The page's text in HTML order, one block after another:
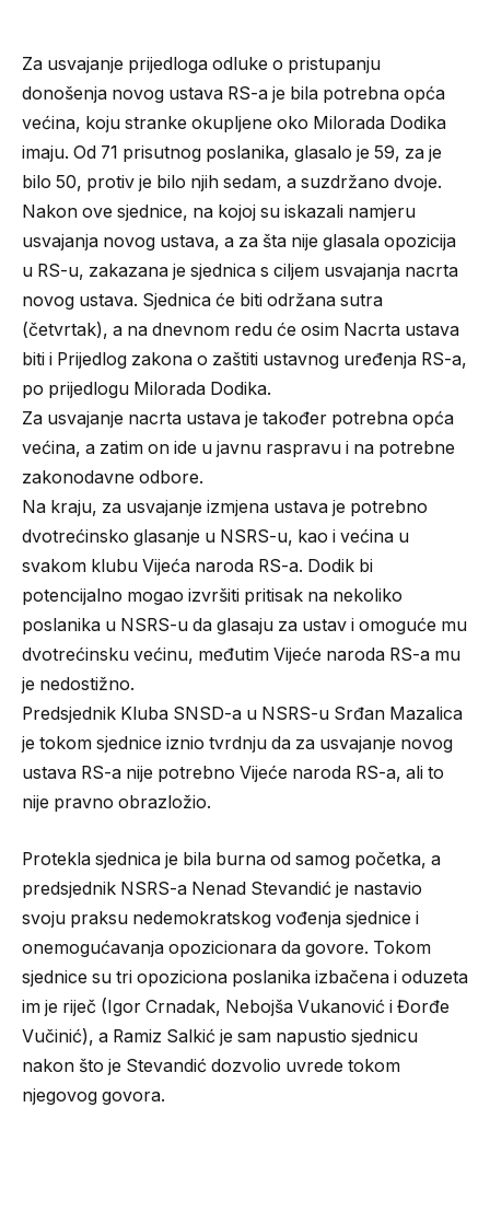
Za usvajanje prijedloga odluke o pristupanju
donošenja novog ustava RS-a je bila potrebna opća
većina, koju stranke okupljene oko Milorada Dodika
imaju. Od 71 prisutnog poslanika, glasalo je 59, za je
bilo 50, protiv je bilo njih sedam, a suzdržano dvoje.
Nakon ove sjednice, na kojoj su iskazali namjeru
usvajanja novog ustava, a za šta nije glasala opozicija
u RS-u, zakazana je sjednica s ciljem usvajanja nacrta
novog ustava. Sjednica će biti održana sutra
(četvrtak), a na dnevnom redu će osim Nacrta ustava
biti i Prijedlog zakona o zaštiti ustavnog uređenja RS-a,
po prijedlogu Milorada Dodika.
Za usvajanje nacrta ustava je također potrebna opća
većina, a zatim on ide u javnu raspravu i na potrebne
zakonodavne odbore.
Na kraju, za usvajanje izmjena ustava je potrebno
dvotrećinsko glasanje u NSRS-u, kao i većina u
svakom klubu Vijeća naroda RS-a. Dodik bi
potencijalno mogao izvršiti pritisak na nekoliko
poslanika u NSRS-u da glasaju za ustav i omoguće mu
dvotrećinsku većinu, međutim Vijeće naroda RS-a mu
je nedostižno.
Predsjednik Kluba SNSD-a u NSRS-u Srđan Mazalica
je tokom sjednice iznio tvrdnju da za usvajanje novog
ustava RS-a nije potrebno Vijeće naroda RS-a, ali to
nije pravno obrazložio.
Protekla sjednica je bila burna od samog početka, a
predsjednik NSRS-a Nenad Stevandić je nastavio
svoju praksu nedemokratskog vođenja sjednice i
onemogućavanja opozicionara da govore. Tokom
sjednice su tri opoziciona poslanika izbačena i oduzeta
im je riječ (Igor Crnadak, Nebojša Vukanović i Đorđe
Vučinić), a Ramiz Salkić je sam napustio sjednicu
nakon što je Stevandić dozvolio uvrede tokom
njegovog govora.